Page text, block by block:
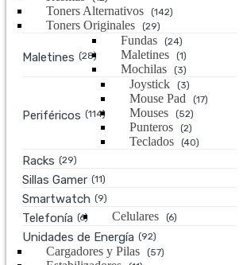
Toners Alternativos (142)
Toners Originales (29)
Maletines (28)
Fundas (24)
Maletines (1)
Mochilas (3)
Periféricos (114)
Joystick (3)
Mouse Pad (17)
Mouses (52)
Punteros (2)
Teclados (40)
Racks (29)
Sillas Gamer (11)
Smartwatch (9)
Telefonía (6) Celulares (6)
Unidades de Energía (92)
Cargadores y Pilas (57)